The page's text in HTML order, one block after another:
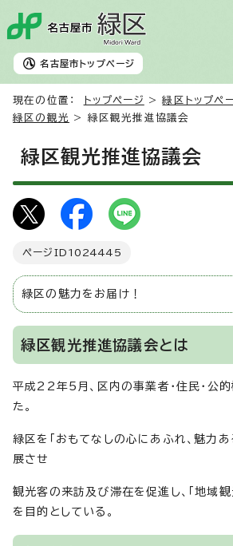
名古屋市 トップページ
現在の位置： トップページ >緑区トップペ
緑区の観光
> 緑区観光推進協議会
緑区観光推進協議会
ページID 1024445
緑区の魅力をお届け！
緑区観光推進協議会とは
平成22年5月、区内の事業者・住民・公
た。
緑区を「おもてなしの心にあふれ、魅力あ
展させ
観光客の来訪及び滞在を促進し、「地域観
を目的としている。